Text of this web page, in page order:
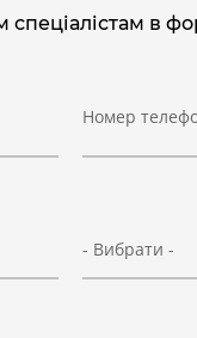
спеціалістам в
Номер
- Вибрати -